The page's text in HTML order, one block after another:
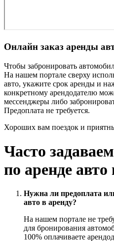
Онлайн заказ аренды
Чтобы забронировать
На нашем портале сверху
авто, укажите срок аренды и
конкретному арендодателю
мессенджеры либо
Предоплата не требуется.
Хороших вам поездок и
Часто
по аренде авто
Нужна ли предоплата
авто в аренду?
На нашем портале не
для бронирования
100% оплачиваете